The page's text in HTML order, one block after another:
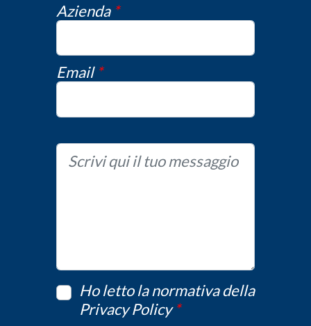
Azienda *
Email *
Ho letto la normativa della
Privacy Policy*